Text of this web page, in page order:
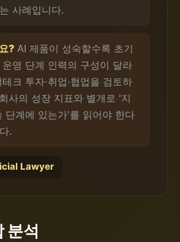
사례입니다.
? AI 제품이 성숙할수록 초기
영 단계 인력의 구성이 달라
크 투자·취업·협업을 검토하
사의 성장 지표와 별개로 '지
단계에 있는가'를 읽어야 한다
.
Lawyer
분석